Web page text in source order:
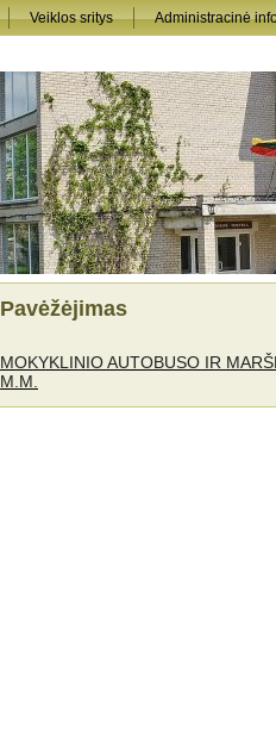
Veiklos sritys Administracinė
Pavėžėjimas
MOKYKLINIO AUTOBUSO IR
M.M.